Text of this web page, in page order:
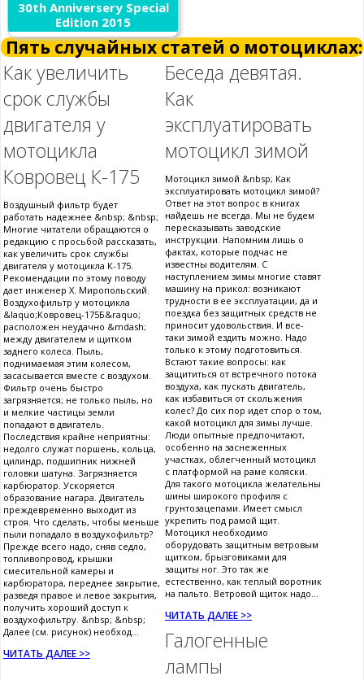
30th Anniversery Special
Edition 2015
Пять случайных статей о мотоциклах:
Как увеличить
срок службы
двигателя у
мотоцикла
Ковровец К-175
Воздушный фильтр будет
работать надежнее &nbsp; &nbsp;
Многие читатели обращаются о
редакцию с просьбой рассказать,
как увеличить срок службы
двигателя у мотоцикла К-175.
Рекомендации по этому поводу
дает инженер X. Миропольский.
Воздухофильтр у мотоцикла
&laquo;Ковровец-175Б&raquo;
расположен неудачно &mdash;
между двигателем и щитком
заднего колеса. Пыль,
поднимаемая этим колесом,
засасывается вместе с воздухом.
Фильтр очень быстро
загрязняется; не только пыль, но
и мелкие частицы земли
попадают в двигатель.
Последствия крайне неприятны:
недолго служат поршень, кольца,
цилиндр, подшипник нижней
головки шатуна. Загрязняется
карбюратор. Ускоряется
образование нагара. Двигатель
преждевременно выходит из
строя. Что сделать, чтобы меньше
пыли попадало в воздухофильтр?
Прежде всего надо, сняв седло,
топливопровод, крышки
смесительной камеры и
карбюратора, переднее закрытие,
разведя правое и левое закрытия,
получить хороший доступ к
воздухофильтру. &nbsp; &nbsp;
Далее (см. рисунок) необход...
ЧИТАТЬ ДАЛЕЕ >>
Беседа девятая.
Как
эксплуатировать
мотоцикл зимой
Мотоцикл зимой &nbsp; Как
эксплуатировать мотоцикл зимой?
Ответ на этот вопрос в книгах
найдешь не всегда. Мы не будем
пересказывать заводские
инструкции. Напомним лишь о
фактах, которые подчас не
известны водителям. С
наступлением зимы многие ставят
машину на прикол: возникают
трудности в ее эксплуатации, да и
поездка без защитных средств не
приносит удовольствия. И все-
таки зимой ездить можно. Надо
только к этому подготовиться.
Встают такие вопросы: как
защититься от встречного потока
воздуха, как пускать двигатель,
как избавиться от скольжения
колес? До сих пор идет спор о том,
какой мотоцикл для зимы лучше.
Люди опытные предпочитают,
особенно на заснеженных
участках, облегченный мотоцикл
с платформой на раме коляски.
Для такого мотоцикла желательны
шины широкого профиля с
грунтозацепами. Имеет смысл
укрепить под рамой щит.
Мотоцикл необходимо
оборудовать защитным ветровым
щитком, брызговиками для
защиты ног. Это так же
естественно, как теплый воротник
на пальто. Ветровой щиток надо...
ЧИТАТЬ ДАЛЕЕ >>
Галогенные
лампы